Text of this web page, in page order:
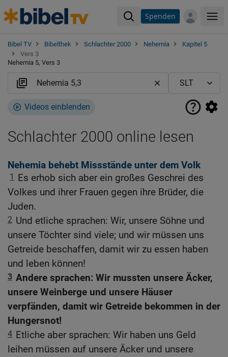
Spenden
Bibel TV Bibelthek Schlachter 2000 Nehemia
Kapitel 5
Vers 3
Nehemia 5, Vers 3
Videos einblenden
Schlachter 2000 online lesen
Nehemia behebt Missstände unter dem Volk
1
Es erhob sich aber ein großes Geschrei des
Volkes und ihrer Frauen gegen ihre Brüder, die
Juden.
2 Und etliche sprachen: Wir, unsere Söhne und
unsere Töchter sind viele; und wir müssen uns
Getreide beschaffen, damit wir zu essen haben
und leben können!
3 Andere sprachen: Wir mussten unsere Äcker,
unsere Weinberge und unsere Häuser
verpfänden, damit wir Getreide bekommen in der
Hungersnot!
4 Etliche aber sprachen: Wir haben uns Geld
leihen müssen auf unsere Äcker und unsere